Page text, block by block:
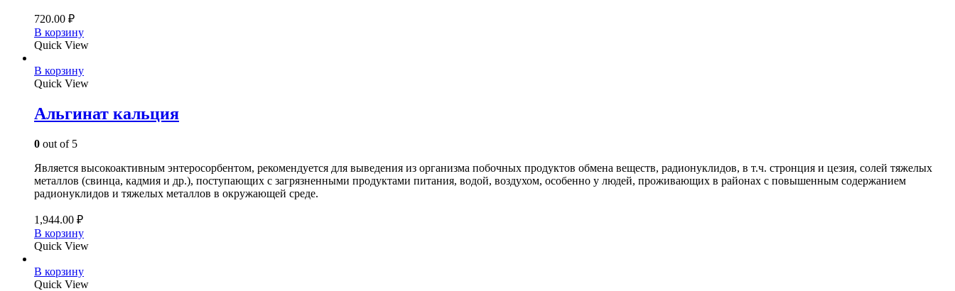
720.00 ₽
В корзину
Quick View
В корзину
Quick View
Альгинат кальция
0 out of 5
Является высокоактивным энтеросорбентом, рекомендуется для выведения из организма побочных продуктов обмена веществ, радионуклидов, в т.ч. стронция и цезия, солей тяжелых
металлов (свинца, кадмия и др.), поступающих с загрязненными продуктами питания, водой, воздухом, особенно у людей, проживающих в районах с повышенным содержанием
радионуклидов и тяжелых металлов в окружающей среде.
1,944.00 ₽
В корзину
Quick View
В корзину
Quick View